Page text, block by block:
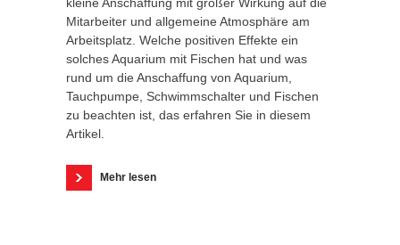
Mitarbeiter und allgemeine Atmosphäre am
Arbeitsplatz. Welche positiven Effekte ein
solches Aquarium mit Fischen hat und was
rund um die Anschaffung von Aquarium,
Tauchpumpe, Schwimmschalter und Fischen
zu beachten ist, das erfahren Sie in diesem
Artikel.
Mehr lesen